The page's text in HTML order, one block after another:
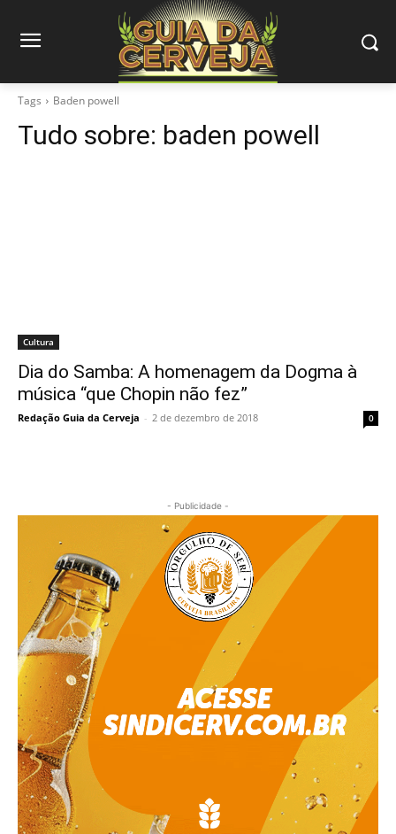
Tags Baden powell
Tudo sobre: baden powell
Cultura
Dia do Samba: A homenagem da Dogma à
música “que Chopin não fez”
Redação Guia da Cerveja - 2 de dezembro de 2018 0
- Publicidade -